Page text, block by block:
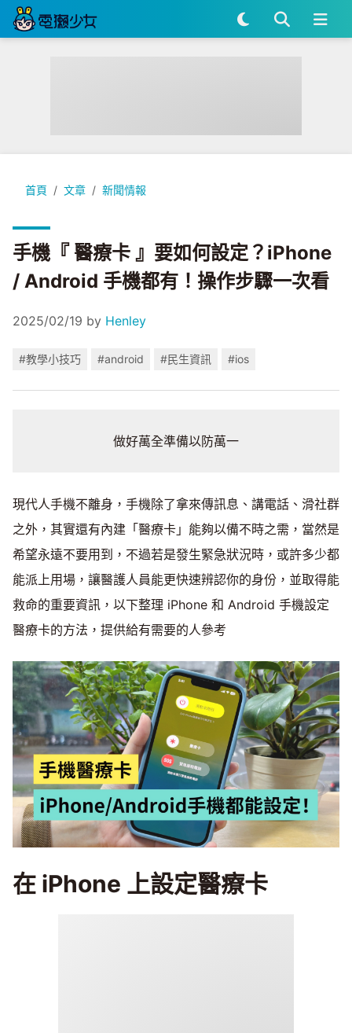
首頁 文章 新聞情報
手機『 醫療卡 』要如何設定？iPhone / Android 手機都有！操
手機『 醫療卡 』要如何設定？iPhone
/ Android 手機都有！操作步驟一次看
2025/02/19 by Henley
#教學小技巧 #android #民生資訊 #ios
做好萬全準備以防萬一
現代人手機不離身，手機除了拿來傳訊息、講電話、滑社群
之外，其實還有內建「醫療卡」能夠以備不時之需，當然是
希望永遠不要用到，不過若是發生緊急狀況時，或許多少都
能派上用場，讓醫護人員能更快速辨認你的身份，並取得能
救命的重要資訊，以下整理 iPhone 和 Android 手機設定
醫療卡的方法，提供給有需要的人參考
在 iPhone 上設定醫療卡